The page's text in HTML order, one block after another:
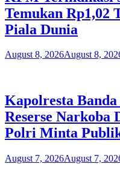
Temukan Rp1,02
Piala Dunia
August 8, 2026August 8,
Kapolresta
Reserse Narkoba
Polri Minta
August 7, 2026August 7,